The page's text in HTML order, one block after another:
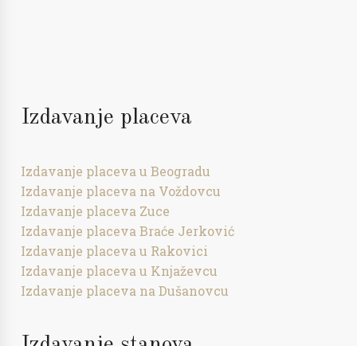
Izdavanje placeva
Izdavanje placeva u Beogradu
Izdavanje placeva na Voždovcu
Izdavanje placeva Zuce
Izdavanje placeva Braće Jerković
Izdavanje placeva u Rakovici
Izdavanje placeva u Knjaževcu
Izdavanje placeva na Dušanovcu